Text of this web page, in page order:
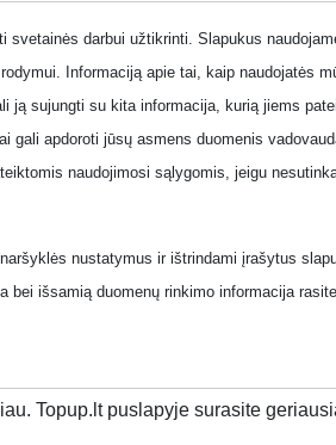
klientams Pasiūlymai
planą, galite šnekėti neribotai,
Topup.lt puslapyje surasite
svetainės darbui užtikrinti. Slapukus
Informaciją apie tai, kaip naudojatės
ją sujungti su kita informacija, kurią jiems
gali apdoroti jūsų asmens duomenis
naudojimosi sąlygomis, jeigu
nustatymus ir ištrindami įrašytus
bei išsamią duomenų rinkimo informacija rasite